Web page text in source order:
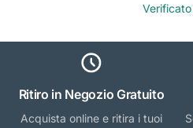
Verificato
Ritiro in Negozio Gratuito
Acquista online e ritira i tuoi